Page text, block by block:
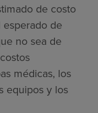
de costo
de
no sea de
médicas, los
equipos y los